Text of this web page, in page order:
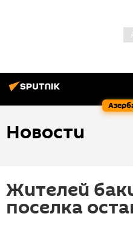
Новости
Жителей
поселка